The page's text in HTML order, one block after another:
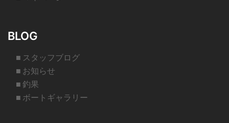
BLOG
■ スタッフブログ
■ お知らせ
■ 釣果
■ ボートギャラリー